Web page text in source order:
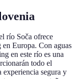
río Soča ofrece
en Europa. Con aguas
en este río es una
todo el
experiencia segura y